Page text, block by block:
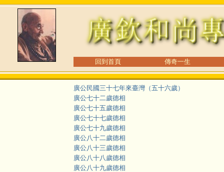
回到首頁 傳奇一生
廣公民國三十七年來臺灣（五十六歲）
廣公七十二歲德相
廣公七十五歲德相
廣公七十七歲德相
廣公七十九歲德相
廣公八十二歲德相
廣公八十三歲德相
廣公八十八歲德相
廣公八十九歲德相